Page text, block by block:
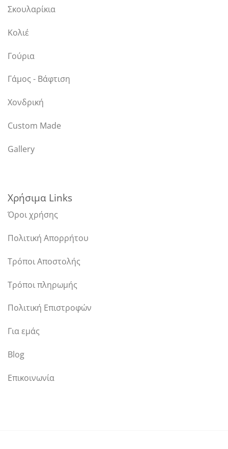
Σκουλαρίκια
Κολιέ
Γούρια
Γάμος - Βάφτιση
Χονδρική
Custom Made
Gallery
Χρήσιμα Links
Όροι χρήσης
Πολιτική Απορρήτου
Τρόποι Αποστολής
Τρόποι πληρωμής
Πολιτική Επιστροφών
Για εμάς
Blog
Επικοινωνία